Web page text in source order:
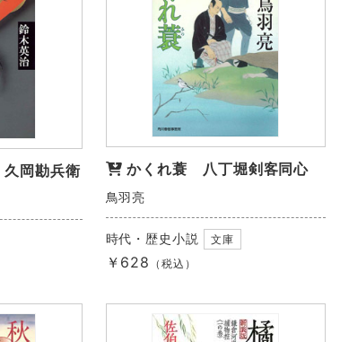
岡勘兵衛 かくれ蓑 八丁堀剣客同心
鳥羽亮
時代・歴史小説 文庫
￥628 （税込）